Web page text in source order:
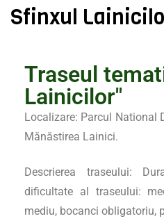
Sfinxul
Traseul
Lainicilor"
Localizare: Parcul National
Mănăstirea Lainici.
Descrierea traseului:
dificultate al traseului:
mediu, bocanci obligatoriu,